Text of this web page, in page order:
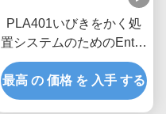
PLA401いびきをかく処
置システムのためのEnt外
科器械のENT調査
最高 の 価格 を 入手 する